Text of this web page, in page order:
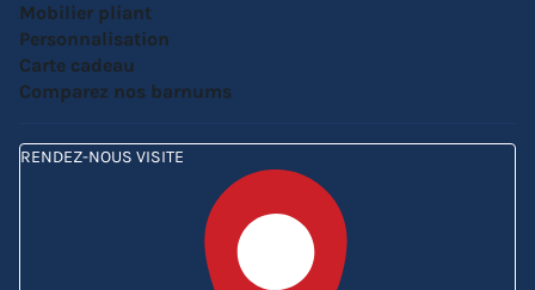
Mobilier pliant
Personnalisation
Carte cadeau
Comparez nos barnums
RENDEZ-NOUS VISITE